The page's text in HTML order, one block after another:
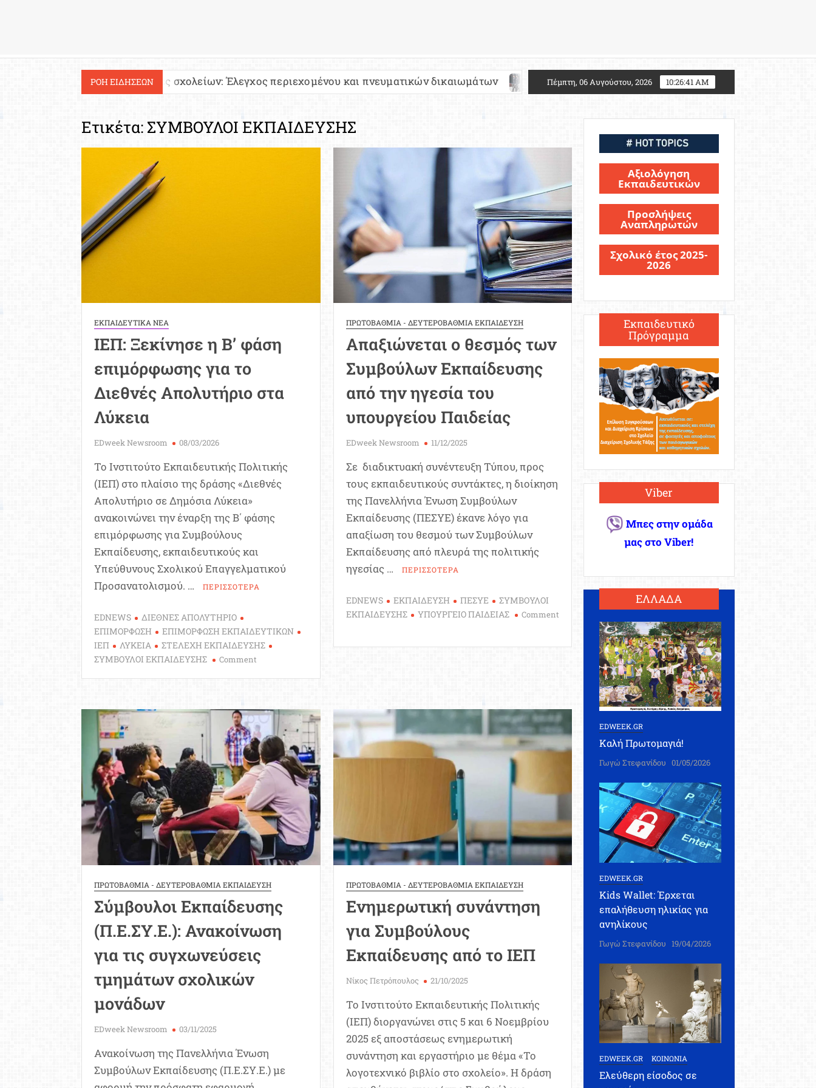
ΡΟΗ ΕΙΔΗΣΕΩΝ
Ιστοσελίδες σχολείων: Έλεγχος περιεχομένου και πνευματικών δικαιωμάτων Πανελλήνιες 2027: Τι αλλάζει για τους υποψηφίους Στρατιωτικών Σχολών
Πέμπτη, 06 Αυγούστου, 2026 10:26:43 AM
Ετικέτα: ΣΥΜΒΟΥΛΟΙ ΕΚΠΑΙΔΕΥΣΗΣ
ΕΚΠΑΙΔΕΥΤΙΚΑ ΝΕΑ
ΙΕΠ: Ξεκίνησε η Β’ φάση
επιμόρφωσης για το
Διεθνές Απολυτήριο στα
Λύκεια
EDweek Newsroom 08/03/2026
Το Ινστιτούτο Εκπαιδευτικής Πολιτικής
(ΙΕΠ) στο πλαίσιο της δράσης «Διεθνές
Απολυτήριο σε Δημόσια Λύκεια»
ανακοινώνει την έναρξη της B΄ φάσης
επιμόρφωσης για Συμβούλους
Εκπαίδευσης, εκπαιδευτικούς και
Υπεύθυνους Σχολικού Επαγγελματικού
Προσανατολισμού. …
ΠΕΡΙΣΣΟΤΕΡΑ
EDNEWS
ΔΙΕΘΝΕΣ ΑΠΟΛΥΤΗΡΙΟ
ΕΠΙΜΟΡΦΩΣΗ
ΕΠΙΜΟΡΦΩΣΗ ΕΚΠΑΙΔΕΥΤΙΚΩΝ
ΙΕΠ
ΛΥΚΕΙΑ
ΣΤΕΛΕΧΗ ΕΚΠΑΙΔΕΥΣΗΣ
ΣΥΜΒΟΥΛΟΙ ΕΚΠΑΙΔΕΥΣΗΣ
Comment
Β’
φάση
επιμόρφωσης
για
το
Διεθνές
Απολυτήριο
στα
Λύκεια
ΠΡΩΤΟΒΑΘΜΙΑ - ΔΕΥΤΕΡΟΒΑΘΜΙΑ ΕΚΠΑΙΔΕΥΣΗ
Απαξιώνεται ο θεσμός των
Συμβούλων Εκπαίδευσης
από την ηγεσία του
υπουργείου Παιδείας
EDweek Newsroom 11/12/2025
Σε διαδικτυακή συνέντευξη Τύπου, προς
τους εκπαιδευτικούς συντάκτες, η διοίκηση
της Πανελλήνια Ένωση Συμβούλων
Εκπαίδευσης (ΠΕΣΥΕ) έκανε λόγο για
απαξίωση του θεσμού των Συμβούλων
Εκπαίδευσης από πλευρά της πολιτικής
ηγεσίας …
ΠΕΡΙΣΣΟΤΕΡΑ
EDNEWS ΕΚΠΑΙΔΕΥΣΗ ΠΕΣΥΕ
ΣΥΜΒΟΥΛΟΙ
ΕΚΠΑΙΔΕΥΣΗΣ
ΥΠΟΥΡΓΕΙΟ ΠΑΙΔΕΙΑΣ
Comment
Εκπαίδευσης
από
ηγεσία
του
ΠΡΩΤΟΒΑΘΜΙΑ - ΔΕΥΤΕΡΟΒΑΘΜΙΑ ΕΚΠΑΙΔΕΥΣΗ
Σύμβουλοι Εκπαίδευσης
(Π.Ε.ΣΥ.Ε.): Ανακοίνωση
για τις συγχωνεύσεις
τμημάτων σχολικών
μονάδων
EDweek Newsroom 03/11/2025
Ανακοίνωση της Πανελλήνια Ένωση
Συμβούλων Εκπαίδευσης (Π.Ε.ΣΥ.Ε.) με
ΠΡΩΤΟΒΑΘΜΙΑ - ΔΕΥΤΕΡΟΒΑΘΜΙΑ ΕΚΠΑΙΔΕΥΣΗ
Ενημερωτική συνάντηση
για Συμβούλους
Εκπαίδευσης από το ΙΕΠ
Νίκος Πετρόπουλος 21/10/2025
Το Ινστιτούτο Εκπαιδευτικής Πολιτικής
(ΙΕΠ) διοργανώνει στις 5 και 6 Νοεμβρίου
2025 εξ αποστάσεως ενημερωτική
συνάντηση και εργαστήριο με θέμα «Το
λογοτεχνικό βιβλίο στο σχολείο». Η δράση
Αξιολόγηση
Εκπαιδευτικών
Προσλήψεις
Αναπληρωτών
Σχολικό έτος 2025-
2026
Εκπαιδευτικό
Πρόγραμμα
Viber
Μπες στην ομάδα
μας στο Viber!
ΕΛΛΑΔΑ
EDWEEK.GR
Καλή Πρωτομαγιά!
Γωγώ Στεφανίδου 01/05/2026
EDWEEK.GR
Kids Wallet: Έρχεται
επαλήθευση ηλικίας για
ανηλίκους
Γωγώ Στεφανίδου 19/04/2026
EDWEEK.GR ΚΟΙΝΩΝΙΑ
Ελεύθερη είσοδος σε